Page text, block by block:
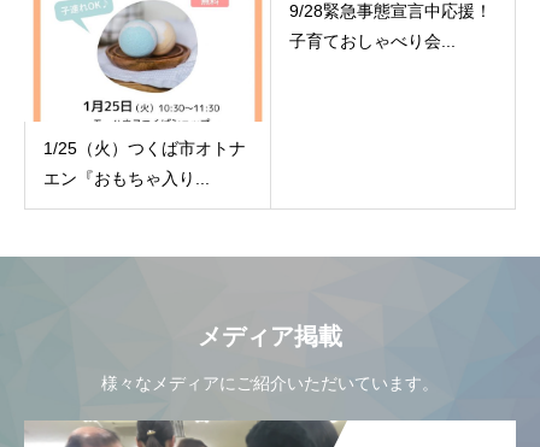
1/25（火）つくば市オトナ
エン『おもちゃ入り...
9/28緊急事態宣言中応援！
子育ておしゃべり会...
メディア掲載
様々なメディアにご紹介いただいています。